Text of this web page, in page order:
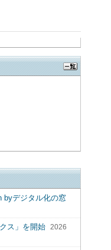
byデジタル化の窓
ス」を開始
2026